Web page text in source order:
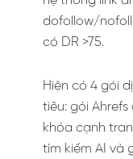
dofollow/
có DR >75.
Hiện có 4 gói
tiêu: gói
khóa cạnh
tìm kiếm AI và